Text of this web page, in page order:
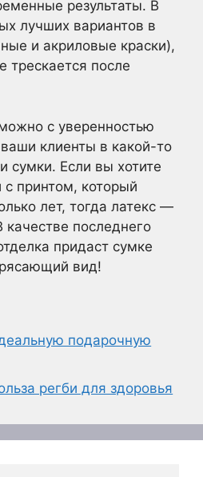
результаты. В
лучших вариантов в
и акриловые краски),
трескается после
с уверенностью
клиенты в какой-то
сумки. Если вы хотите
с принтом, который
лет, тогда латекс —
качестве последнего
придаст сумке
вид!
подарочную
регби для здоровья